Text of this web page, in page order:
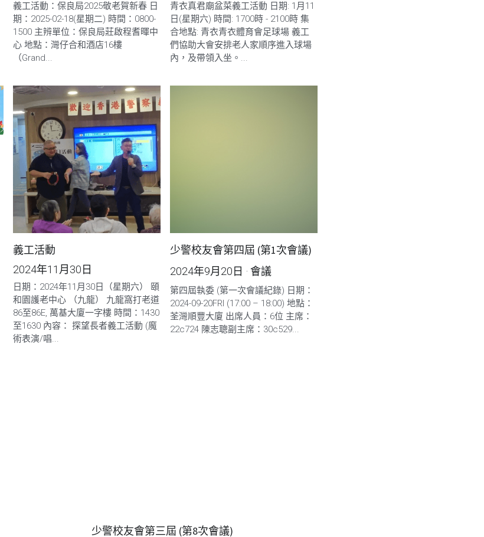
義工活動：保良局2025敬老賀新春 日
期：2025-02-18(星期二) 時間：0800-
1500 主辨單位：保良局莊啟程耆暉中
心 地點：灣仔合和酒店16樓
（Grand...
青衣真君廟盆菜義工活動 日期: 1月11
日(星期六) 時間: 1700時 - 2100時 集
合地點: 青衣青衣體育會足球場 義工
們協助大會安排老人家順序進入球場
內，及帶領入坐。...
義工活動
2024年11月30日
日期：2024年11月30日（星期六） 頤
和園護老中心 （九龍） 九龍窩打老道
86至86E, 萬基大廈一字樓 時間：1430
至1630 內容： 探望長者義工活動 (魔
術表演/唱...
少警校友會第四屆 (第1次會議)
2024年9月20日 ·會議
第四屆執委 (第一次會議紀錄) 日期：
2024-09-20FRI (17:00 – 18:00) 地點：
荃灣順豐大廈 出席人員：6位 主席：
22c724 陳志聰副主席：30c529...
少警校友會第三屆 (第8次會議)